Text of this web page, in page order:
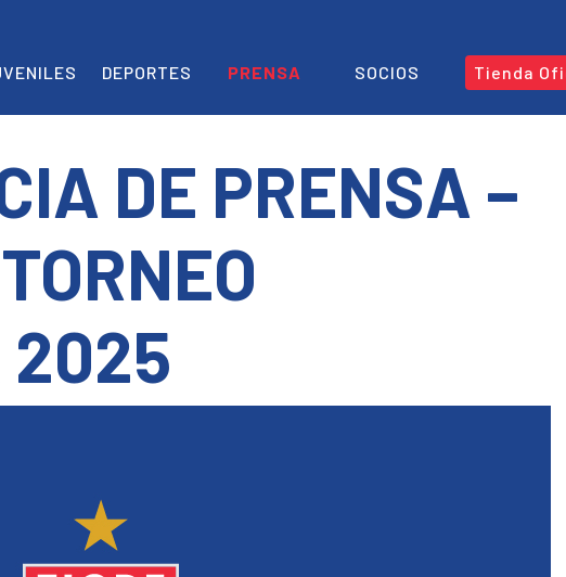
DEPORTES PRENSA SOCIOS Tienda
DE PRENSA –
2025